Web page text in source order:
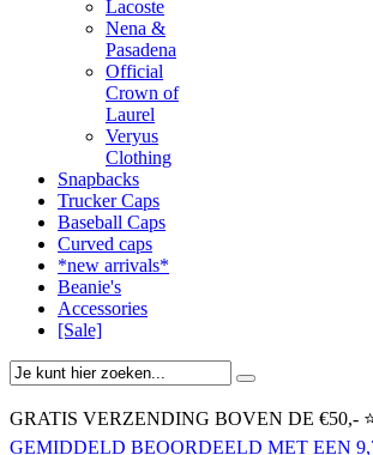
Lacoste
Nena &
Pasadena
Official
Crown of
Laurel
Veryus
Clothing
Snapbacks
Trucker Caps
Baseball Caps
Curved caps
*new arrivals*
Beanie's
Accessories
[Sale]
GRATIS VERZENDING BOVEN ​DE €50,-​
GEMIDDELD BEOORDEELD MET EEN